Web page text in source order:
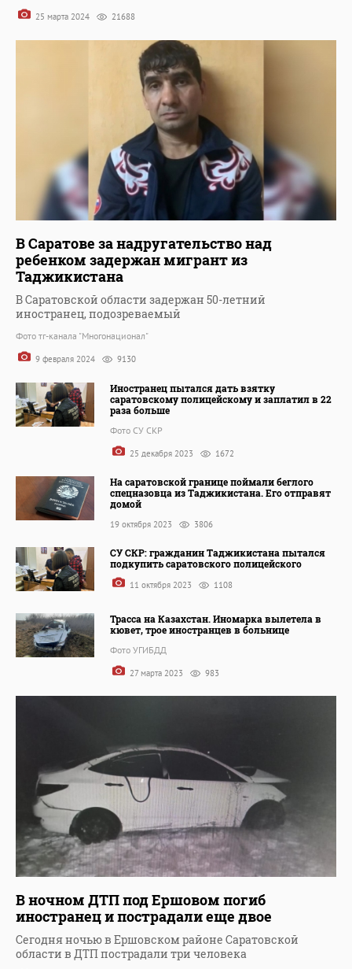
25 марта 2024 21688
В Саратове за надругательство над
ребенком задержан мигрант из
Таджикистана
В Саратовской области задержан 50-летний
иностранец, подозреваемый
Фото тг-канала "Многонационал"
9 февраля 2024 9130
Иностранец пытался дать взятку
саратовскому полицейскому и заплатил в 22
раза больше
Фото СУ СКР
25 декабря 2023 1672
На саратовской границе поймали беглого
спецназовца из Таджикистана. Его отправят
домой
19 октября 2023 3806
СУ СКР: гражданин Таджикистана пытался
подкупить саратовского полицейского
11 октября 2023 1108
Трасса на Казахстан. Иномарка вылетела в
кювет, трое иностранцев в больнице
Фото УГИБДД
27 марта 2023 983
В ночном ДТП под Ершовом погиб
иностранец и пострадали еще двое
Сегодня ночью в Ершовском районе Саратовской
области в ДТП пострадали три человека